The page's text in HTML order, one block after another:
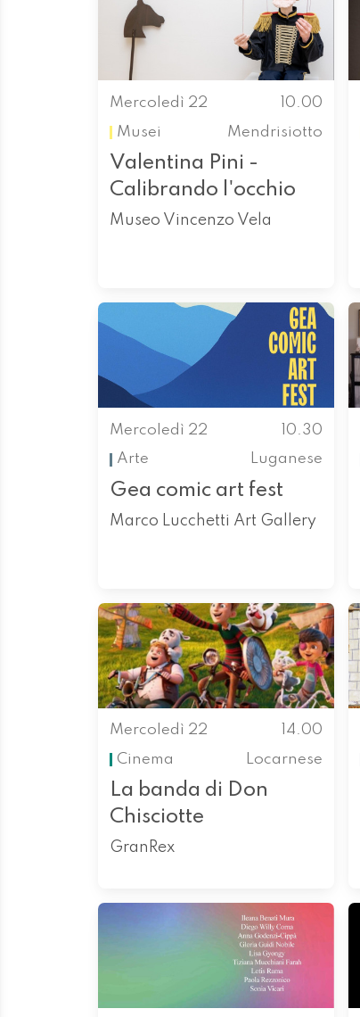
Mercoledì 22
10.00
Musei
Mendrisiotto
Valentina Pini -
Calibrando l'occhio
Museo Vincenzo Vela
Mercoledì 22
10.30
Arte
Luganese
Gea comic art fest
Marco Lucchetti Art Gallery
Mercoledì 22
14.00
Cinema
Locarnese
La banda di Don
Chisciotte
GranRex